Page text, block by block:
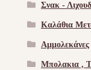
Σνακ -
Καλάθια
Αμμολεκάνες
Μπολακια ,